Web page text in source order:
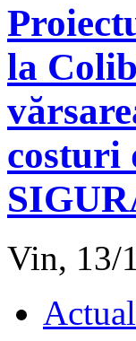
la
costuri
Vin, 13/